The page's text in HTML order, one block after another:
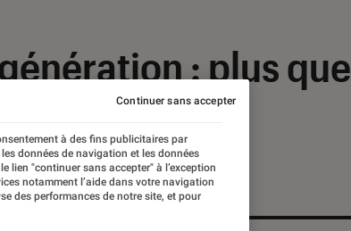
: plus que
sonore
à des fins publicitaires par
données de navigation et les données
lien "continuer sans accepter" à l’exception
notamment l’aide dans votre navigation
des performances de notre site, et pour
Continuer sans accepter